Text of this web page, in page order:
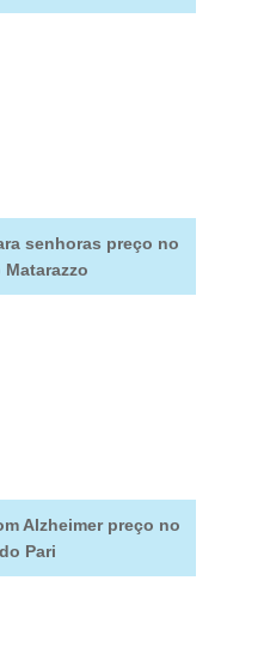
senhoras preço no
Matarazzo
Alzheimer preço no
Pari